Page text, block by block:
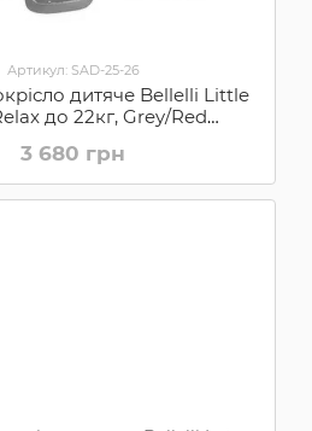
Артикул: SAD-25-26
дитяче Bellelli Little
до 22кг, Grey/Red
3 680 грн